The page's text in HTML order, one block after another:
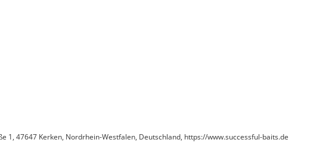
1, 47647 Kerken, Nordrhein-Westfalen, Deutschland, https://www.successful-baits.de